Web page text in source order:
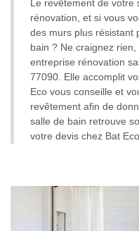
Le revêtement de votre
rénovation, et si vous
des murs plus résistant
bain ? Ne craignez rien,
entreprise rénovation
77090. Elle accomplit
Eco vous conseille et
revêtement afin de
salle de bain retrouve
votre devis chez Bat